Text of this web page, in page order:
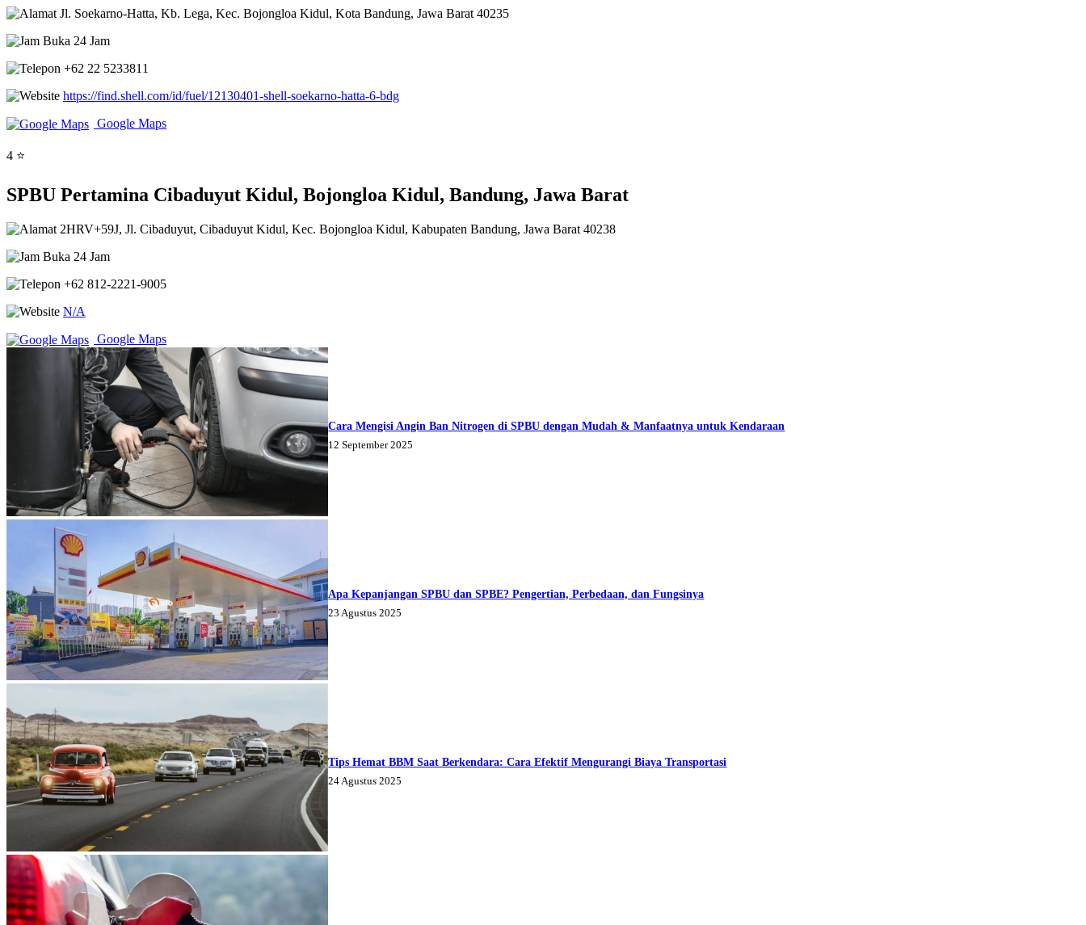
Jl. Soekarno-Hatta, Kb. Lega, Kec. Bojongloa Kidul, Kota Bandung, Jawa Barat 40235
Buka 24 Jam
+62 22 5233811
https://find.shell.com/id/fuel/12130401-shell-soekarno-hatta-6-bdg
Google Maps
4 ⭐
SPBU Pertamina Cibaduyut Kidul, Bojongloa Kidul, Bandung, Jawa Barat
2HRV+59J, Jl. Cibaduyut, Cibaduyut Kidul, Kec. Bojongloa Kidul, Kabupaten Bandung, Jawa Barat 40238
Buka 24 Jam
+62 812-2221-9005
N/A
Google Maps
Cara Mengisi Angin Ban Nitrogen di SPBU dengan Mudah & Manfaatnya untuk Kendaraan
12 September 2025
Apa Kepanjangan SPBU dan SPBE? Pengertian, Perbedaan, dan Fungsinya
23 Agustus 2025
Tips Hemat BBM Saat Berkendara: Cara Efektif Mengurangi Biaya Transportasi
24 Agustus 2025